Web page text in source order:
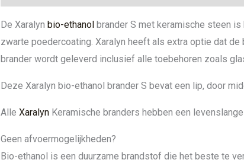
De Xaralyn bio-ethanol brander S met keramische steen
zwarte poedercoating. Xaralyn heeft als extra optie dat
brander wordt geleverd inclusief alle toebehoren zoals
Deze Xaralyn bio-ethanol brander S bevat een lip, door
Alle XaralynKeramische branders hebben een
Geen afvoermogelijkheden?
Bio-ethanol is een duurzame brandstof die het beste te